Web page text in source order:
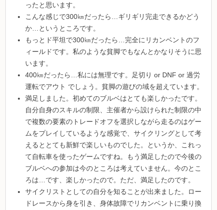
ったと思います。
こんな感じで300㎞だったら…ギリギリ完走できるかどう
か…というところです。
もっとド平坦で300㎞だったら…完全にリカンベントのフ
ィールドです。私のような貧脚でもなんとかなりそうに思
います。
400㎞だったら…私には無理です。足切り or DNF or 過労
運転でアウト でしょう。貧脚の遊びの域を超えています。
満足しました。初めてのブルベはとても楽しかったです。
自分自身のスキルの制限、主催者から設けられた制限の中
で複数の要素のトレードオフを選択しながら走るのはゲー
ムをプレイしているような感覚で、サイクリングとして考
えるととても新鮮で楽しいものでした。というか、これっ
て自転車を使ったゲームですね。もう満足したので今後の
ブルベへの参加は今のところは考えていません。今のとこ
ろは…です、楽しかったので。ただ、満足したのです。
サイクリストとしての自分を知ることが出来ました。ロー
ドレースから身を引き、身体故障でリカンベントに乗り換